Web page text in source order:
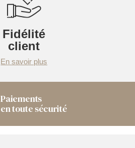
Fidélité
client
En savoir plus
Paiements
en toute sécurité